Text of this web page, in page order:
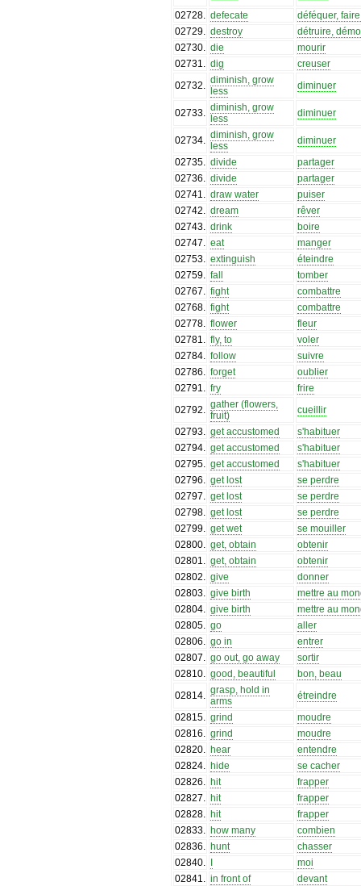
02728
defecate
déféquer,
02729
destroy
détruire,
02730
die
mourir
02731
dig
creuser
02732
diminish, grow
less
diminuer
02733
diminish, grow
less
diminuer
02734
diminish, grow
less
diminuer
02735
divide
partager
02736
divide
partager
02741
draw water
puiser
02742
dream
rêver
02743
drink
boire
02747
eat
manger
02753
extinguish
éteindre
02759
fall
tomber
02767
fight
combattre
02768
fight
combattre
02778
flower
fleur
02781
fly, to
voler
02784
follow
suivre
02786
forget
oublier
02791
fry
frire
02792
gather (flowers,
fruit)
cueillir
02793
get accustomed
s'habituer
02794
get accustomed
s'habituer
02795
get accustomed
s'habituer
02796
get lost
se perdre
02797
get lost
se perdre
02798
get lost
se perdre
02799
get wet
se mouiller
02800
get, obtain
obtenir
02801
get, obtain
obtenir
02802
give
donner
02803
give birth
mettre au
02804
give birth
mettre au
02805
go
aller
02806
go in
entrer
02807
go out, go away
sortir
02810
good, beautiful
bon, beau
02814
grasp, hold in
arms
étreindre
02815
grind
moudre
02816
grind
moudre
02820
hear
entendre
02824
hide
se cacher
02826
hit
frapper
02827
hit
frapper
02828
hit
frapper
02833
how many
combien
02836
hunt
chasser
02840
I
moi
02841
in front of
devant